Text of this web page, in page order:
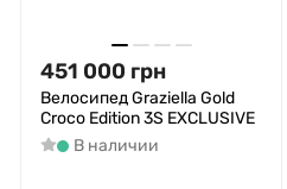
451 000 грн
Велосипед Graziella Gold
Croco Edition 3S EXCLUSIVE
В наличии